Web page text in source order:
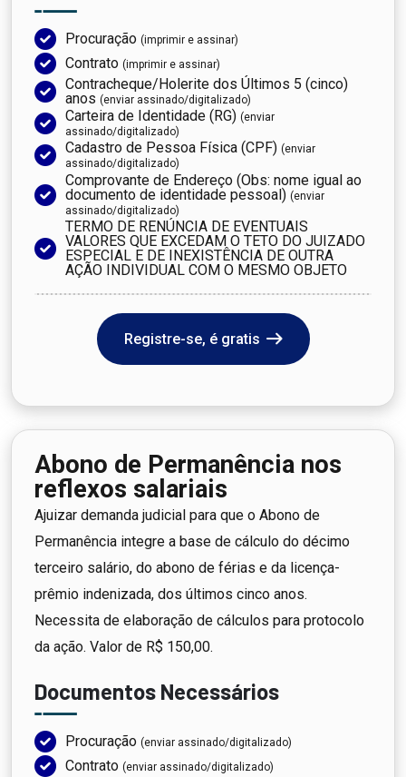
Procuração (imprimir e assinar)
Contrato (imprimir e assinar)
Contracheque/Holerite dos Últimos 5 (cinco)
anos (enviar assinado/digitalizado)
Carteira de Identidade (RG) (enviar
assinado/digitalizado)
Cadastro de Pessoa Física (CPF) (enviar
assinado/digitalizado)
Comprovante de Endereço (Obs: nome igual ao
documento de identidade pessoal) (enviar
assinado/digitalizado)
TERMO DE RENÚNCIA DE EVENTUAIS
VALORES QUE EXCEDAM O TETO DO JUIZADO
ESPECIAL E DE INEXISTÊNCIA DE OUTRA
AÇÃO INDIVIDUAL COM O MESMO OBJETO
Registre-se, é gratis
Abono de Permanência nos
reflexos salariais
Ajuizar demanda judicial para que o Abono de
Permanência integre a base de cálculo do décimo
terceiro salário, do abono de férias e da licença-
prêmio indenizada, dos últimos cinco anos.
Necessita de elaboração de cálculos para protocolo
da ação. Valor de R$ 150,00.
Documentos Necessários
Procuração (enviar assinado/digitalizado)
Contrato (enviar assinado/digitalizado)